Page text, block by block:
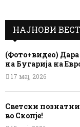
НАЈНОВИ
(Фото+видео) Дара
на Бугарија на
17 мај, 2026
Светски
во Скопје!